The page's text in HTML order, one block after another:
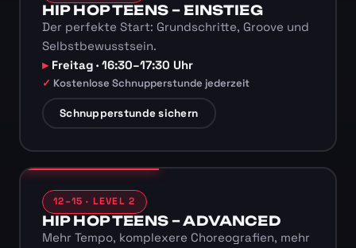
HIP HOP TEENS – EINSTIEG
Der perfekte Start: Grundschritte, Groove und
Selbstbewusstsein.
Freitag · 16:30–17:30 Uhr
Kostenlose Schnupperstunde jederzeit
Schnupperstunde sichern
12–15 · LEVEL 2
HIP HOP TEENS – ADVANCED
Mehr Tempo, komplexere Choreografien, mehr